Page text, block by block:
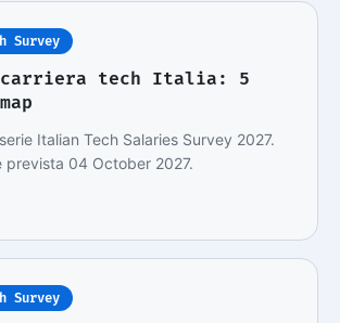
Survey
carriera tech Italia: 5
Italian Tech Salaries Survey 2027.
prevista 04 October 2027.
Survey